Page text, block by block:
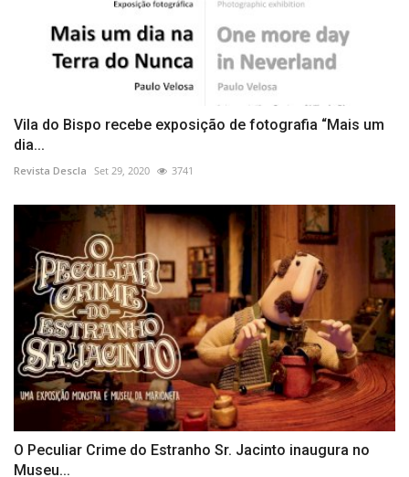
Vila do Bispo recebe exposição de fotografia “Mais um
dia...
Revista Descla Set 29, 2020 3741
O Peculiar Crime do Estranho Sr. Jacinto inaugura no
Museu...